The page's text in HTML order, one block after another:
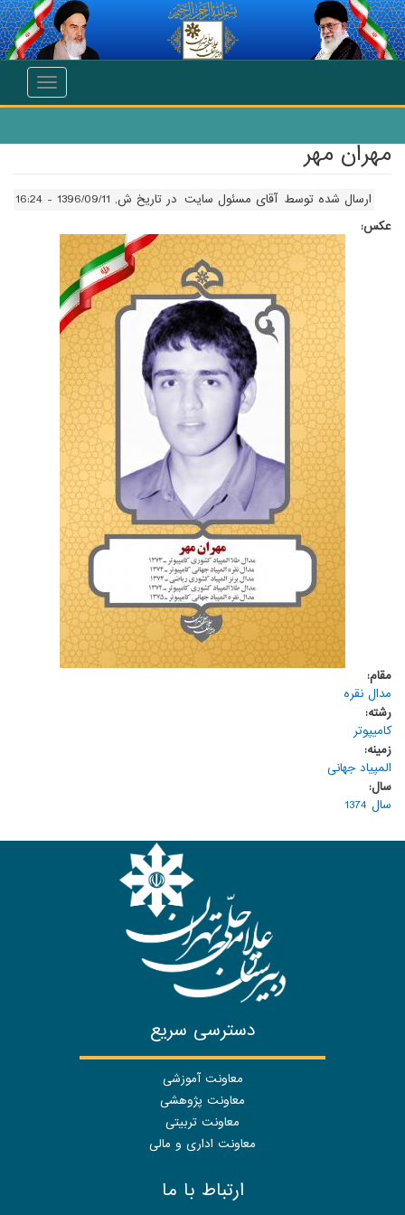
انتقال به محتوای اصلی
Toggle
مهران مهر
ارسال شده توسط آقای مسئول سایت در تاریخ ش, 1396/09/11 - 16:24
عکس:
مقام:
مدال نقره
رشته:
کامیپوتر
زمینه:
المپیاد جهانی
سال:
سال 1374
دسترسی سریع
معاونت آموزشی
معاونت پژوهشی
معاونت تربیتی
معاونت اداری و مالی
ارتباط با ما